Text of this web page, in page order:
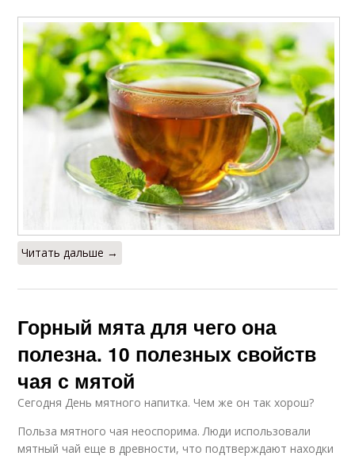
Читать дальше →
Горный мята для чего она
полезна. 10 полезных свойств
чая с мятой
Сегодня День мятного напитка. Чем же он так хорош?
Польза мятного чая неоспорима. Люди использовали
мятный чай еще в древности, что подтверждают находки